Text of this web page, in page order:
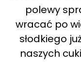
polewy
wracać po
słodkiego
naszych